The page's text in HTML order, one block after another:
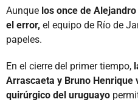
Aunque los once de
el error, el equipo de Río de
papeles.
En el cierre del primer tiempo,
Arrascaeta y Bruno
quirúrgico del uruguayo